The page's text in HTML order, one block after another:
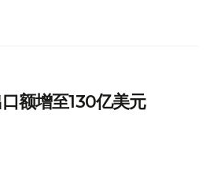
额增至130亿美元